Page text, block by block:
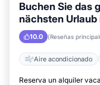
Buchen Sie das
nächsten Urlaub
10.0 (Reseñas
Aire acondicionado
Reserva un alquiler